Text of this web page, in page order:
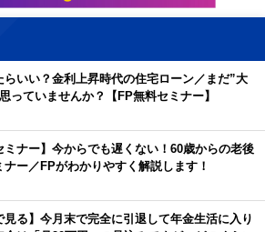
らいい？金利上昇時代の住宅ローン／まだ”大
っていませんか？【FP無料セミナー】
ミナー】今からでも遅くない！60歳からの老後
ナー／FPがわかりやすく解説します！
見る】今月末で完全に引退して年金生活に入り